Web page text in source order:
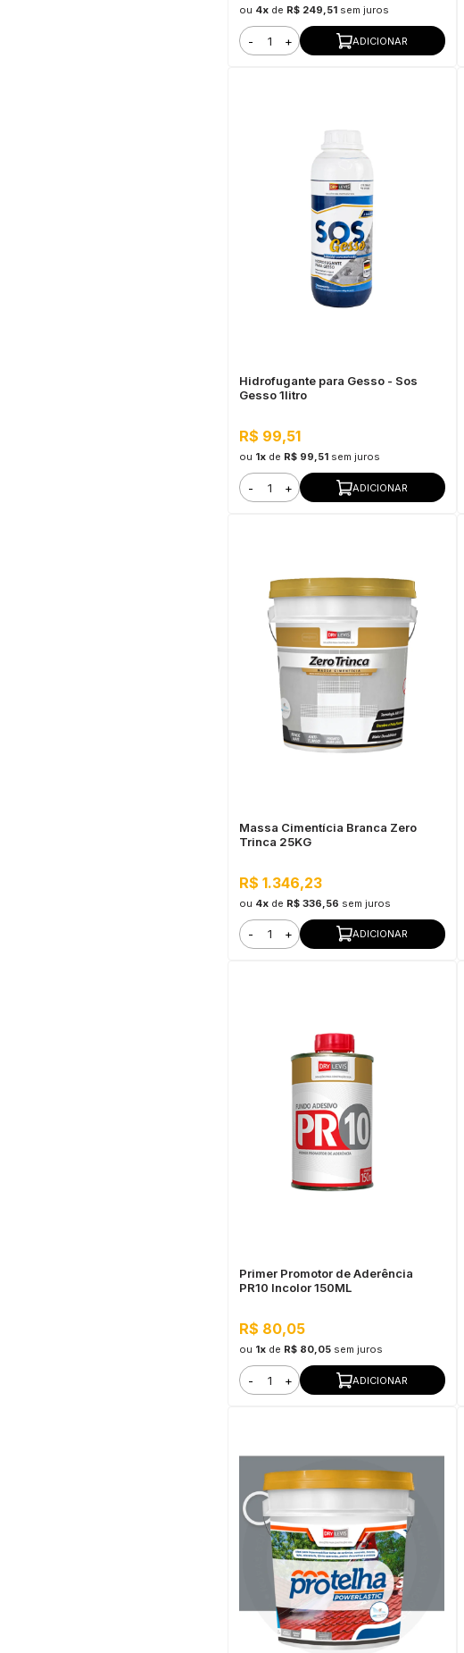
ou 4x de R$ 249,51 sem juros
- + ADICIONAR
Hidrofugante para Gesso - Sos
Gesso 1litro
R$ 99,51
ou 1x de R$ 99,51 sem juros
- + ADICIONAR
Massa Cimentícia Branca Zero
Trinca 25KG
R$ 1.346,23
ou 4x de R$ 336,56 sem juros
- + ADICIONAR
Primer Promotor de Aderência
PR10 Incolor 150ML
R$ 80,05
ou 1x de R$ 80,05 sem juros
- + ADICIONAR